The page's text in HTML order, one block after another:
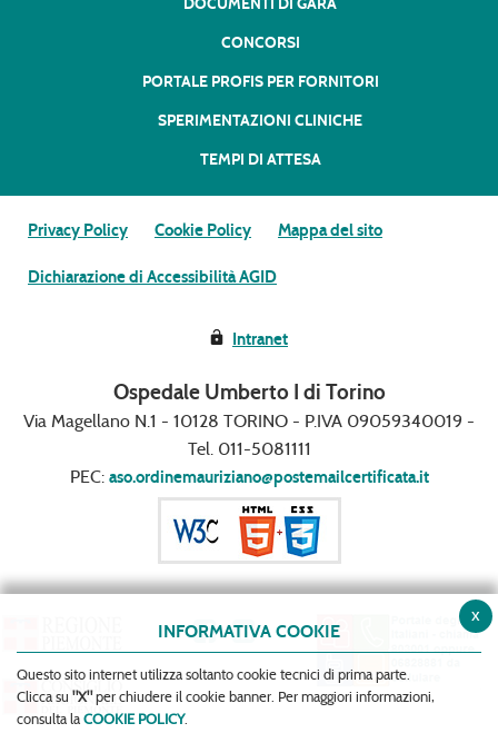
DOCUMENTI DI GARA
CONCORSI
PORTALE PROFIS PER FORNITORI
SPERIMENTAZIONI CLINICHE
TEMPI DI ATTESA
Privacy Policy Cookie Policy Mappa del sito
Dichiarazione di Accessibilità AGID
Intranet
Ospedale Umberto I di Torino
Via Magellano N.1 - 10128 TORINO - P.IVA 09059340019 -
Tel. 011-5081111
PEC: aso.ordinemauriziano@postemailcertificata.it
x
INFORMATIVA COOKIE
Questo sito internet utilizza soltanto cookie tecnici di prima parte.
Clicca su "X"per chiudere il cookie banner. Per maggiori informazioni,
consulta laCOOKIE POLICY.